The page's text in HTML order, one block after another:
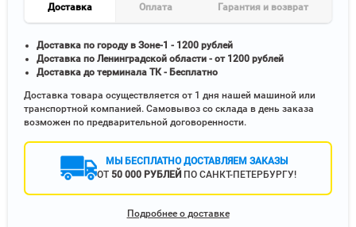
Доставка Оплата Гарантия и возврат
Доставка по городу в Зоне-1 - 1200 рублей
Доставка по Ленинградской области - от 1200 рублей
Доставка до терминала ТК - Бесплатно
Доставка товара осуществляется от 1 дня нашей машиной или
транспортной компанией. Самовывоз со склада в день заказа
возможен по предварительной договоренности.
МЫ БЕСПЛАТНО ДОСТАВЛЯЕМ ЗАКАЗЫ
ОТ 50 000 РУБЛЕЙ ПО САНКТ-ПЕТЕРБУРГУ!
Подробнее о доставке